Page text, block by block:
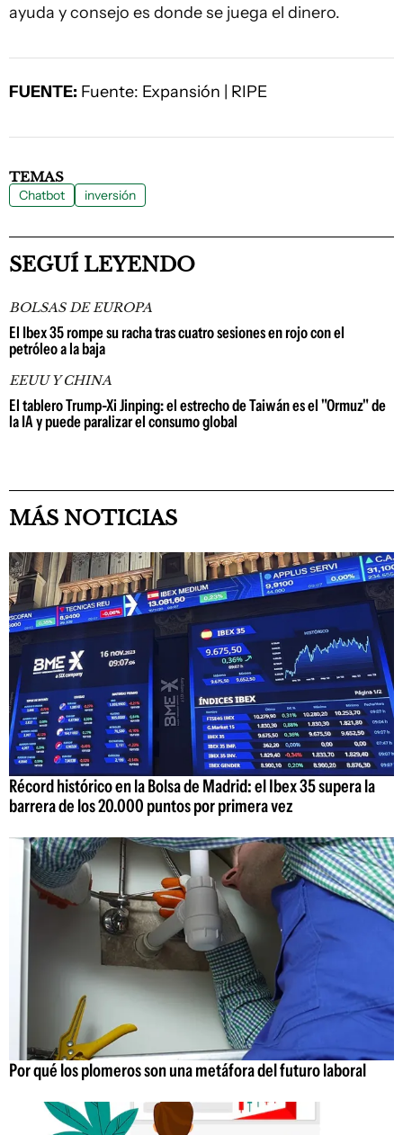
ayuda y consejo es donde se juega el dinero.
FUENTE: Fuente: Expansión | RIPE
TEMAS
Chatbot inversión
SEGUÍ LEYENDO
BOLSAS DE EUROPA
El Ibex 35 rompe su racha tras cuatro sesiones en rojo con el
petróleo a la baja
EEUU Y CHINA
El tablero Trump-Xi Jinping: el estrecho de Taiwán es el "Ormuz" de
la IA y puede paralizar el consumo global
MÁS NOTICIAS
Récord histórico en la Bolsa de Madrid: el Ibex 35 supera la
barrera de los 20.000 puntos por primera vez
Por qué los plomeros son una metáfora del futuro laboral